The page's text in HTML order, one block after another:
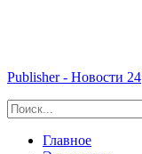
Publisher - Новости 24
Главное